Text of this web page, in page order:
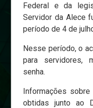
Senha
Federal e da
Servidor da Alece
período de 4 de
Nesse período, o
para servidores,
senha.
Informações
obtidas junto ao